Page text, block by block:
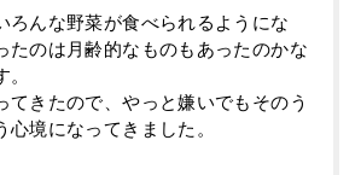
ろんな野菜が食べられるようにな
たのは月齢的なものもあったのかな
てきたので、やっと嫌いでもそのう
心境になってきました。